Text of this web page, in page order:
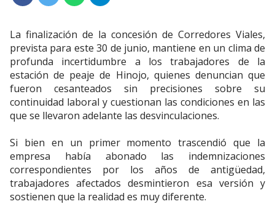
La finalización de la concesión de Corredores Viales,
prevista para este 30 de junio, mantiene en un clima de
profunda incertidumbre a los trabajadores de la
estación de peaje de Hinojo, quienes denuncian que
fueron cesanteados sin precisiones sobre su
continuidad laboral y cuestionan las condiciones en las
que se llevaron adelante las desvinculaciones.
Si bien en un primer momento trascendió que la
empresa había abonado las indemnizaciones
correspondientes por los años de antigüedad,
trabajadores afectados desmintieron esa versión y
sostienen que la realidad es muy diferente.